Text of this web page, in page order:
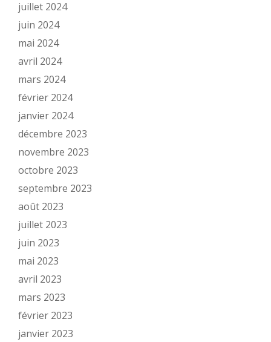
juillet 2024
juin 2024
mai 2024
avril 2024
mars 2024
février 2024
janvier 2024
décembre 2023
novembre 2023
octobre 2023
septembre 2023
août 2023
juillet 2023
juin 2023
mai 2023
avril 2023
mars 2023
février 2023
janvier 2023